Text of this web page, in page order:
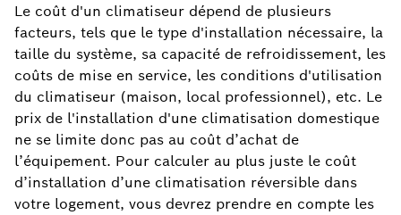
Le coût d'un climatiseur dépend de plusieurs
facteurs, tels que le type d'installation nécessaire, la
taille du système, sa capacité de refroidissement, les
coûts de mise en service, les conditions d'utilisation
du climatiseur (maison, local professionnel), etc. Le
prix de l'installation d'une climatisation domestique
ne se limite donc pas au coût d’achat de
l’équipement. Pour calculer au plus juste le coût
d’installation d’une climatisation réversible dans
votre logement, vous devrez prendre en compte les